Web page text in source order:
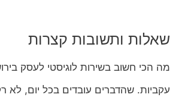
שאלות ותשובות קצרות
מה הכי חשוב בשירות לוגיסטי לעסק
עקביות. שהדברים עובדים בכל יום, לא